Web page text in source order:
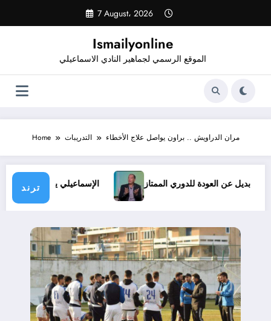
content
7 August، 2026
Ismailyonline
الموقع الرسمي لجماهير النادي الاسماعيلي
Home التدريبات مران الدراويش .. براون يواصل علاج الأخطاء
ترند
الإسماعيلي يدخل ولا بديل عن العودة للدوري الممتاز